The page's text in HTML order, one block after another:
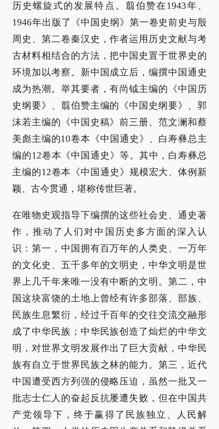
历史螺旋式的发展特点。翦伯赞在1943年、
1946年出版了《中国史纲》第一卷史前史与殷
周史、第二卷秦汉史，作者运用历史文献与考
古材料相结合的方法，把中国史置于世界史的
环境加以考察。新中国成立后，编撰中国通史
成为热潮。举其要者，有尚钺主编的《中国历
史纲要》、翦伯赞主编的《中国史纲要》、郭
沫若主编的《中国史稿》前三册、范文澜和蔡
美彪主编的10卷本《中国通史》、白寿彝总主
编的12卷本《中国通史》等。其中，白寿彝总
主编的12卷本《中国通史》规模宏大、体例新
颖、古今贯通，堪称传世巨著。
在唯物史观指导下编撰的这些社会史、通史著
作，推动了人们对中国历史多方面的深入认
识：第一，中国拥有百万年的人类史、一万年
的文化史、五千多年的文明史，中华文明是世
界上几千年来唯一没有中断的文明。第二，中
国这块富饶的土地上曾经有许多部落、部族、
民族生息繁衍，经过千百年的交往交流交融形
成了中华民族；中华民族创造了灿烂的中华文
明，对世界文明发展作出了巨大贡献，中华民
族有自立于世界民族之林的能力。第三，近代
中国遭受西方列强的侵略压迫，虽然一批又一
批志士仁人的奋起反抗屡遭失败，但在中国共
产党领导下，终于赢得了民族独立、人民解